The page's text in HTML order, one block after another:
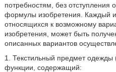
потребностям, без отступления
формулы изобретения. Каждый
относящихся к возможному
изобретения, может быть
описанных вариантов
1. Текстильный предмет
функции, содержащий: